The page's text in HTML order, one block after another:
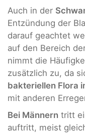
Auch in der
Entzündung der
darauf geachtet
auf den Bereich
nimmt die
zusätzlich zu, da
bakteriellen Flora
mit anderen
Bei Männern tritt
auftritt, meist